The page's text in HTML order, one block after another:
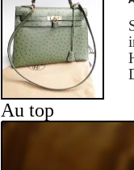
Au top